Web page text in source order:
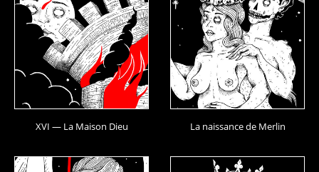
XVI — La Maison Dieu La naissance de Merlin